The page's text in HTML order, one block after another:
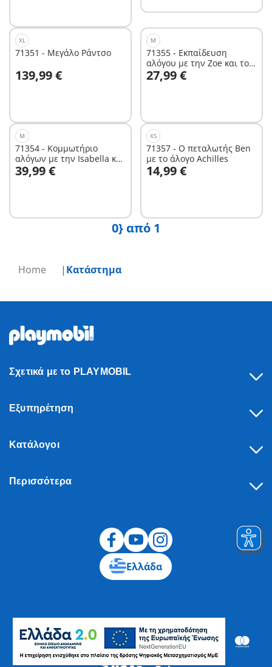
Home Κατάστημα
XL
71351 - Μεγάλο Ράντσο
139,99 €
M
71355 - Εκπαίδευση
αλόγου με την Zoe και τον
Blaze
27,99 €
Στο καλάθι
M
71354 - Κομμωτήριο
αλόγων με την Isabella και
τον Lioness
39,99 €
Στο καλάθι
XS
71357 - Ο πεταλωτής Ben
με το άλογο Achilles
14,99 €
Στο καλάθι
0} από 1
Σχετικά με το PLAYMOBIL
Εξυπηρέτηση
Κατάλογοι
Περισσότερα
Ελλάδα